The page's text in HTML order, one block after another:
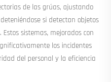
de las grúas, ajustando
si detectan objetos
sistemas, mejorados con
los incidentes
del personal y la eficiencia